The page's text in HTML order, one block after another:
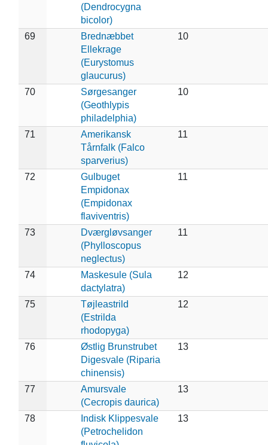
(Dendrocygna
bicolor)
69
Brednæbbet
Ellekrage
(Eurystomus
glaucurus)
10
70
Sørgesanger
(Geothlypis
philadelphia)
10
71
Amerikansk
Tårnfalk (Falco
sparverius)
11
72
Gulbuget
Empidonax
(Empidonax
flaviventris)
11
73
Dværgløvsanger
(Phylloscopus
neglectus)
11
74
Maskesule (Sula
dactylatra)
12
75
Tøjleastrild
(Estrilda
rhodopyga)
12
76
Østlig Brunstrubet
Digesvale (Riparia
chinensis)
13
77
Amursvale
(Cecropis daurica)
13
78
Indisk Klippesvale
(Petrochelidon
13